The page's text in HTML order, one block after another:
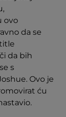
ovo
da se
da bih
s
Ovo je
ću